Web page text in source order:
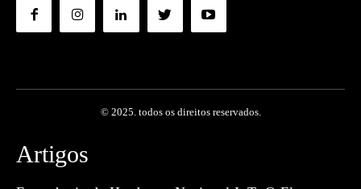
© 2025. todos os direitos reservados.
Artigos